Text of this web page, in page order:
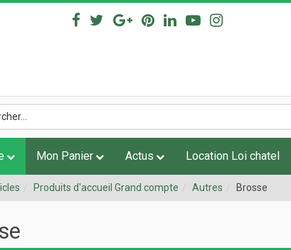
Mon Panier Actus Location Loi chatel
Produits d'accueil Grand compte Autres Brosse